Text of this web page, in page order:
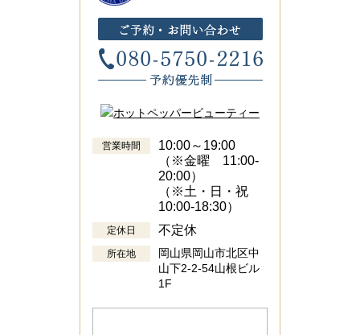
営業時間
10:00～19:00
（※金曜 11:00-
20:00）
（※土・日・祝
10:00-18:30）
定休日 不定休
所在地
岡山県岡山市北区中
山下2-2-54山根ビル
1F